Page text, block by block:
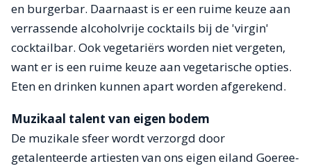
en burgerbar. Daarnaast is er een ruime keuze aan
verrassende alcoholvrije cocktails bij de 'virgin'
cocktailbar. Ook vegetariërs worden niet vergeten,
want er is een ruime keuze aan vegetarische opties.
Eten en drinken kunnen apart worden afgerekend.
Muzikaal talent van eigen bodem
De muzikale sfeer wordt verzorgd door
getalenteerde artiesten van ons eigen eiland Goeree-